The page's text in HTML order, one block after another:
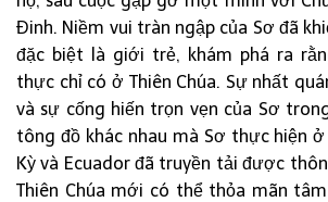
Đinh. Niềm vui tràn ngập của Sơ đã
đặc biệt là giới trẻ, khám phá ra
thực chỉ có ở Thiên Chúa. Sự nhất
và sự cống hiến trọn vẹn của Sơ
tông đồ khác nhau mà Sơ thực hiện ở
Kỳ và Ecuador đã truyền tải được
Thiên Chúa mới có thể thỏa mãn